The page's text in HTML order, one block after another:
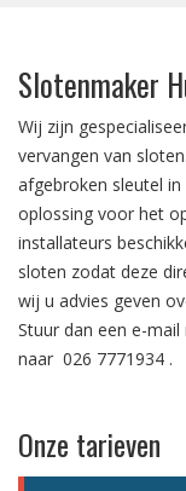
Slotenmaker
Wij zijn
vervangen van sloten.
afgebroken sleutel
oplossing voor het
installateurs
sloten zodat deze
wij u advies geven
Stuur dan een e-mail
naar 026 7771934 .
Onze tarieven